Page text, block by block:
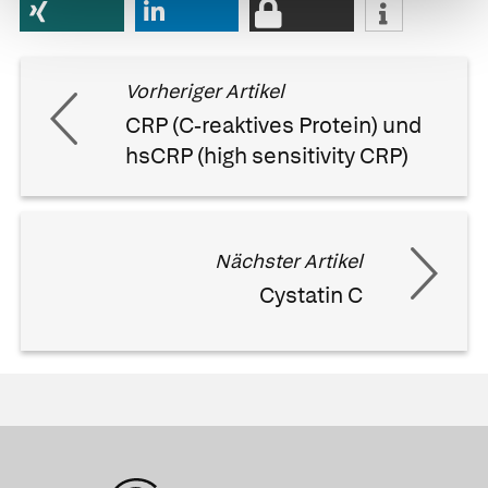
Vorheriger Artikel
CRP (C-reaktives Protein) und
hsCRP (high sensitivity CRP)
Nächster Artikel
Cystatin C